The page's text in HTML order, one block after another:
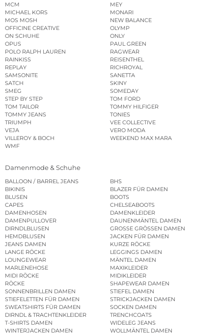
MCM
MEY
MICHAEL KORS
MONARI
MOS MOSH
NEW BALANCE
OFFICINE CREATIVE
OLYMP
ON SCHUHE
ONLY
OPUS
PAUL GREEN
POLO RALPH LAUREN
RAGWEAR
RAINKISS
REISENTHEL
REPLAY
RICHROYAL
SAMSONITE
SANETTA
SATCH
SKINY
SMEG
SOMEDAY
STEP BY STEP
TOM FORD
TOM TAILOR
TOMMY HILFIGER
TOMMY JEANS
TONIES
TRIUMPH
VEE COLLECTIVE
VEJA
VERO MODA
VILLEROY & BOCH
WEEKEND MAX MARA
WMF
Damenmode & Schuhe
BALLOON / BARREL JEANS
BHS
BIKINIS
BLAZER FÜR DAMEN
BLUSEN
BOOTS
CAPES
CHELSEABOOTS
DAMENHOSEN
DAMENKLEIDER
DAMENPULLOVER
DAUNENMÄNTEL DAMEN
DIRNDLBLUSEN
GROSSE GRÖSSEN DAMEN
HEMDBLUSEN
JACKEN FÜR DAMEN
JEANS DAMEN
KURZE RÖCKE
LANGE RÖCKE
LEGGINGS DAMEN
LOUNGEWEAR
MÄNTEL DAMEN
MARLENEHOSE
MAXIKLEIDER
MIDI RÖCKE
MIDIKLEIDER
RÖCKE
SHAPEWEAR DAMEN
SONNENBRILLEN DAMEN
STIEFEL DAMEN
STIEFELETTEN FÜR DAMEN
STRICKJACKEN DAMEN
SWEATSHIRTS FÜR DAMEN
SOCKEN DAMEN
DIRNDL & TRACHTENKLEIDER
TRENCHCOATS
T-SHIRTS DAMEN
WIDELEG JEANS
WINTERJACKEN DAMEN
WOLLMÄNTEL DAMEN